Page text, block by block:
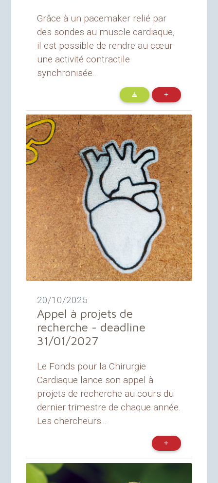
Grâce à un pacemaker relié par
des sondes au muscle cardiaque,
il est possible de rendre au cœur
une activité contractile
synchronisée...
20/10/2025
Appel à projets de
recherche - deadline
31/01/2027
Le Fonds pour la Chirurgie
Cardiaque lance son appel à
projets de recherche au cours du
dernier trimestre de chaque année.
Les chercheurs...